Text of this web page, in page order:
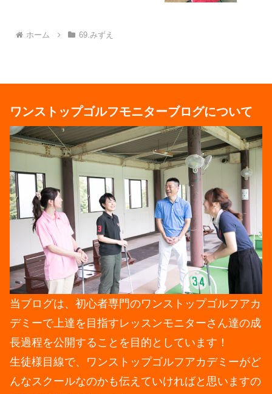
ホーム 69.みずえ
ワンストップゴルフモニターブログについて
当ブログは、初心者専門のワンストップゴルフアカ
デミーで上達を目指すレッスンモニターさん達の成
長過程を公開することを目的としています！
生徒様目線で、ワンストップゴルフアカデミーがど
んなスクールなのかも伝えていければと思いますの